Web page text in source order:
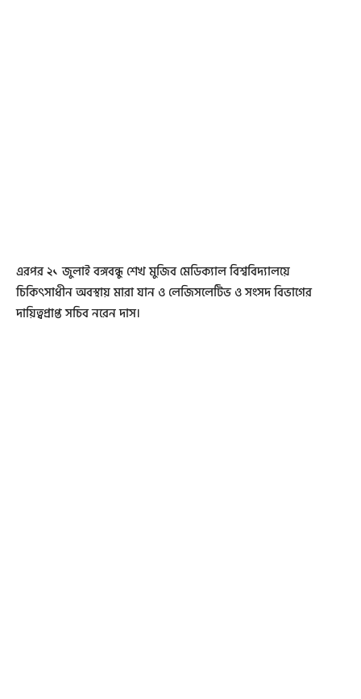
এরপর ২১ জুলাই বঙ্গবন্ধু শেখ মুজিব মেডিক্যাল বিশ্ববিদ্যালয়ে
চিকিৎসাধীন অবস্থায় মারা যান ও লেজিসলেটিভ ও সংসদ বিভাগের
দায়িত্বপ্রাপ্ত সচিব নরেন দাস।